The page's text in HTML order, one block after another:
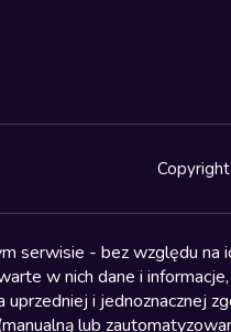
serwisie - bez względu na
w nich dane i
i jednoznacznej
lub